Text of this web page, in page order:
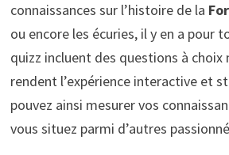
connaissances sur l’histoire de la
ou encore les écuries, il y en a pour
quizz incluent des questions à choix
rendent l’expérience interactive et
pouvez ainsi mesurer vos
vous situez parmi d’autres